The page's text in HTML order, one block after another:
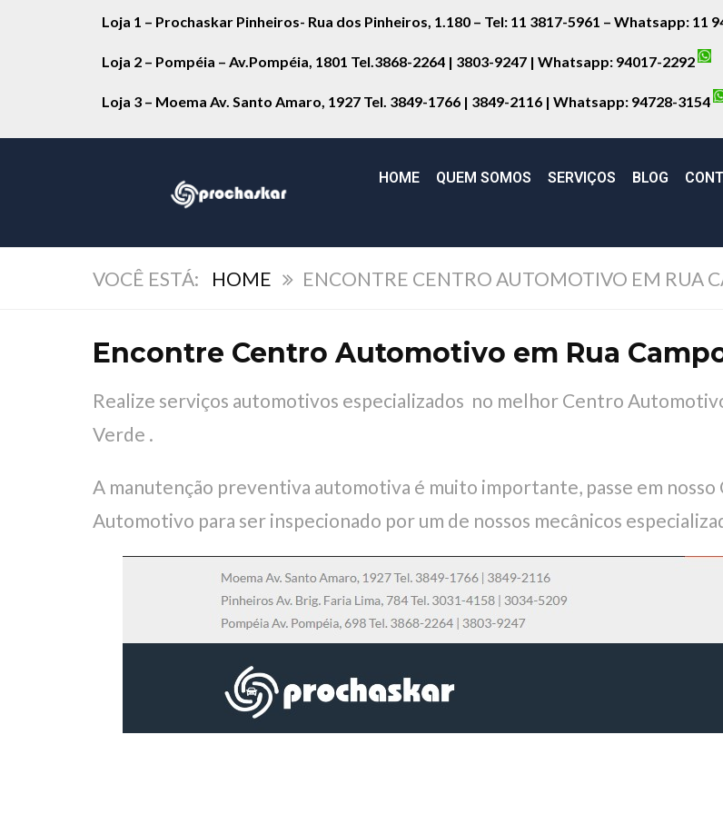
Loja 1 – Prochaskar Pinheiros- Rua dos Pinheiros, 1.180 – Tel: 11 3817-5961 – Whatsapp: 11
Loja 2 – Pompéia – Av.Pompéia, 1801 Tel.3868-2264 | 3803-9247 | Whatsapp: 94017-2292
Loja 3 – Moema Av. Santo Amaro, 1927 Tel. 3849-1766 | 3849-2116 | Whatsapp: 94728-3154
HOME QUEM SOMOS SERVIÇOS BLOG
HOME ENCONTRE CENTRO AUTOMOTIVO EM RUA
Encontre Centro Automotivo em Rua
Realize serviços automotivos especializados no melhor Centro
Verde .
A manutenção preventiva automotiva é muito importante, passe em
Automotivo para ser inspecionado por um de nossos mecânicos